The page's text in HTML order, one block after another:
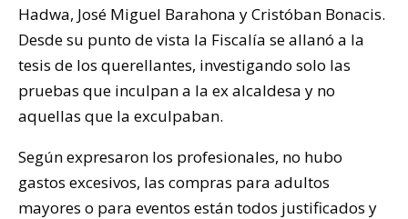
Hadwa, José Miguel Barahona y Cristóban Bonacis.
Desde su punto de vista la Fiscalía se allanó a la
tesis de los querellantes, investigando solo las
pruebas que inculpan a la ex alcaldesa y no
aquellas que la exculpaban.
Según expresaron los profesionales, no hubo
gastos excesivos, las compras para adultos
mayores o para eventos están todos justificados y